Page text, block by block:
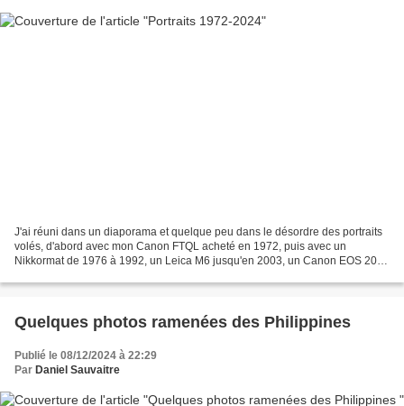
J'ai réuni dans un diaporama et quelque peu dans le désordre des portraits
volés, d'abord avec mon Canon FTQL acheté en 1972, puis avec un
Nikkormat de 1976 à 1992, un Leica M6 jusqu'en 2003, un Canon EOS 20 D
Quelques photos ramenées des Philippines
Publié le 08/12/2024 à 22:29
Par Daniel Sauvaitre